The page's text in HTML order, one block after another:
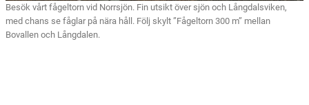
Besök vårt fågeltorn vid Norrsjön. Fin utsikt över sjön och Långdalsviken,
med chans se fåglar på nära håll. Följ skylt ”Fågeltorn 300 m” mellan
Bovallen och Långdalen.